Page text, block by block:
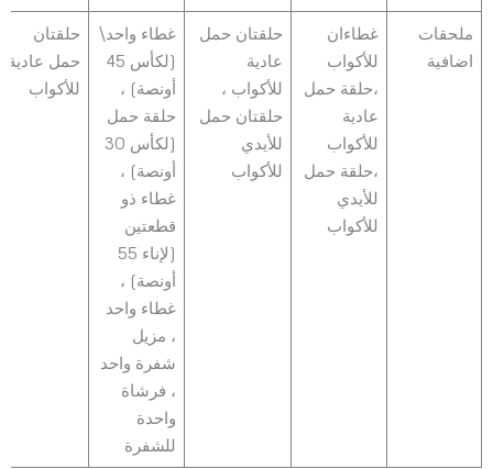
ملحقات
اضافية
غطاءان
للأكواب
،حلقة حمل
عادية
للأكواب
،حلقة حمل
للأيدي
للأكواب
حلقتان حمل
عادية
للأكواب ،
حلقتان حمل
للأيدي
للأكواب
غطاء واحد\
(لكأس 45
أونصة) ،
حلقة حمل
(لكأس 30
أونصة) ،
غطاء ذو ​​
قطعتين
(لإناء 55
أونصة) ،
غطاء واحد
، مزيل
شفرة واحد
، فرشاة
واحدة
للشفرة
حلقتان
حمل عادية
للأكواب